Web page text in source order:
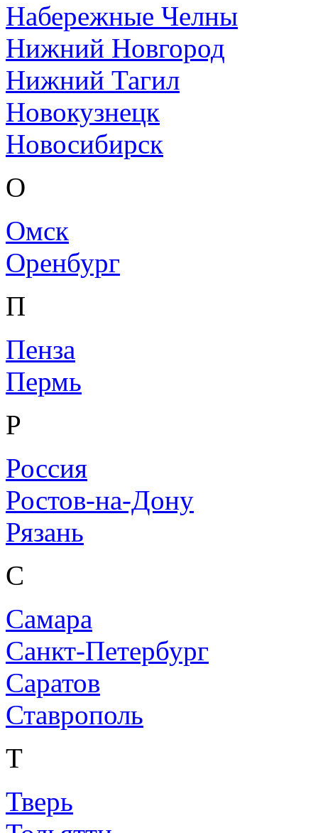
Набережные Челны
Нижний Новгород
Нижний Тагил
Новокузнецк
Новосибирск
О
Омск
Оренбург
П
Пенза
Пермь
Р
Россия
Ростов-на-Дону
Рязань
С
Самара
Санкт-Петербург
Саратов
Ставрополь
Т
Тверь